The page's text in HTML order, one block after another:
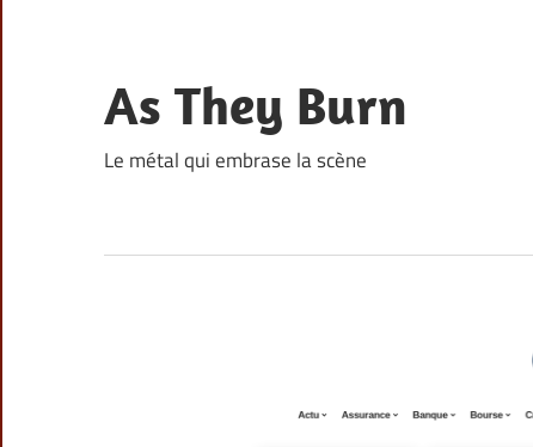
content
As They Burn
Le métal qui embrase la scène